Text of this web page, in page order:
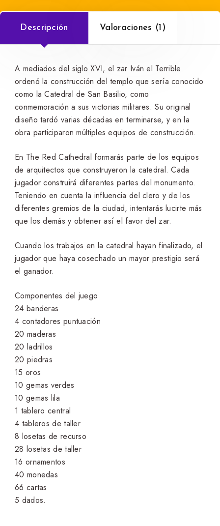
Descripción Valoraciones (1)
A mediados del siglo XVI, el zar Iván el Terrible
ordenó la construcción del templo que sería conocido
como la Catedral de San Basilio, como
conmemoración a sus victorias militares. Su original
diseño tardó varias décadas en terminarse, y en la
obra participaron múltiples equipos de construcción.
En The Red Cathedral formarás parte de los equipos
de arquitectos que construyeron la catedral. Cada
jugador construirá diferentes partes del monumento.
Teniendo en cuenta la influencia del clero y de los
diferentes gremios de la ciudad, intentarás lucirte más
que los demás y obtener así el favor del zar.
Cuando los trabajos en la catedral hayan finalizado, el
jugador que haya cosechado un mayor prestigio será
el ganador.
Componentes del juego
24 banderas
4 contadores puntuación
20 maderas
20 ladrillos
20 piedras
15 oros
10 gemas verdes
10 gemas lila
1 tablero central
4 tableros de taller
8 losetas de recurso
28 losetas de taller
16 ornamentos
40 monedas
66 cartas
5 dados.